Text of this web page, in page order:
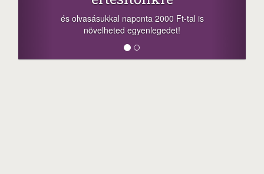
olvasásukkal naponta 2000 Ft-tal is
növelheted egyenlegedet!